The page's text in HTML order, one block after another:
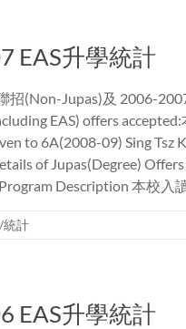
EAS升學統計
(Non-Jupas)及 2006-
EAS) offers
to 6A(2008-09) Sing Tsz
of Jupas(Degree)
Description 本校入
統計
EAS升學統計